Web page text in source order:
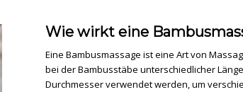
Wie wirkt eine
Eine Bambusmassage ist eine Art von
bei der Bambusstäbe unterschiedlicher
Durchmesser verwendet werden, um